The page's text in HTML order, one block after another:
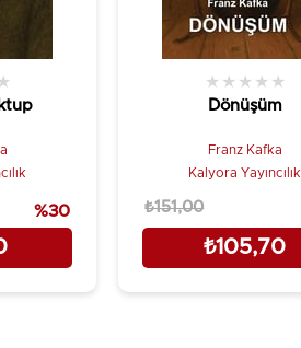
%30
Dönüşüm
★ ★ ★ ★ ★
Franz Kafka
Kalyora Yayıncılık
₺105,70
₺151,00